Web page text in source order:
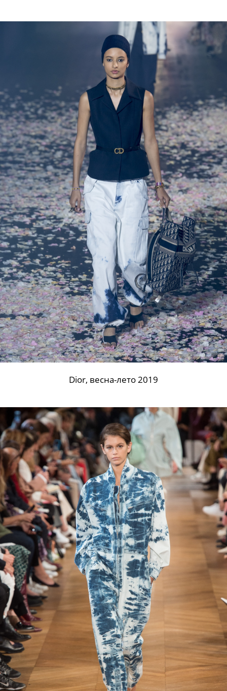
Dior, весна-лето 2019